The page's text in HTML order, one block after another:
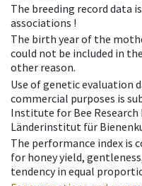
The breeding record data
associations !
The birth year of the
could not be included in
other reason.
Use of genetic evaluation
commercial purposes is
Institute for Bee Research
Länderinstitut für
The performance index is
for honey yield,
tendency in equal